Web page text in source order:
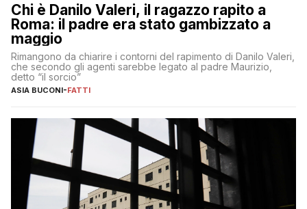
Chi è Danilo Valeri, il ragazzo rapito a
Roma: il padre era stato gambizzato a
maggio
Rimangono da chiarire i contorni del rapimento di Danilo Valeri,
che secondo gli agenti sarebbe legato al padre Maurizio,
detto “il sorcio”
ASIA BUCONI-FATTI